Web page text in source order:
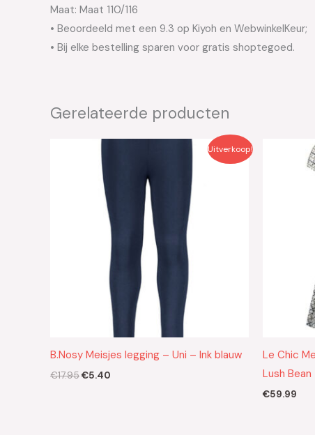
Maat: Maat 110/116
• Beoordeeld met een 9.3 op Kiyoh en WebwinkelKeur;
• Bij elke bestelling sparen voor gratis shoptegoed.
Gerelateerde producten
Uitverkoop!
B.Nosy Meisjes legging – Uni – Ink blauw
€17.95
Oorspronkelijke
prijs
was:
€17.95.
€5.40
Le Chic
Lush Bean
€59.99